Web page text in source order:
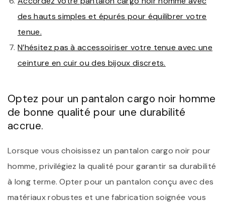
des hauts simples et épurés pour équilibrer votre
tenue.
N’hésitez pas à accessoiriser votre tenue avec une
ceinture en cuir ou des bijoux discrets.
Optez pour un pantalon cargo noir homme
de bonne qualité pour une durabilité
accrue.
Lorsque vous choisissez un pantalon cargo noir pour
homme, privilégiez la qualité pour garantir sa durabilité
à long terme. Opter pour un pantalon conçu avec des
matériaux robustes et une fabrication soignée vous